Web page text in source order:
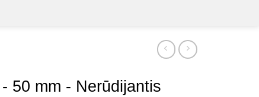
50 mm - Nerūdijantis